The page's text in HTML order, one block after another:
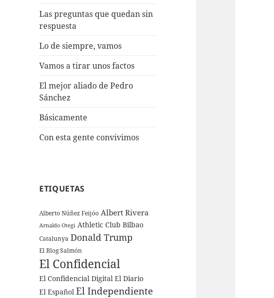
Las preguntas que quedan sin
respuesta
Lo de siempre, vamos
Vamos a tirar unos factos
El mejor aliado de Pedro
Sánchez
Básicamente
Con esta gente convivimos
ETIQUETAS
Alberto Núñez Feijóo Albert Rivera
Arnaldo Otegi Athletic Club Bilbao
Catalunya Donald Trump
El Blog Salmón
El Confidencial
El Confidencial Digital El Diario
El Español El Independiente